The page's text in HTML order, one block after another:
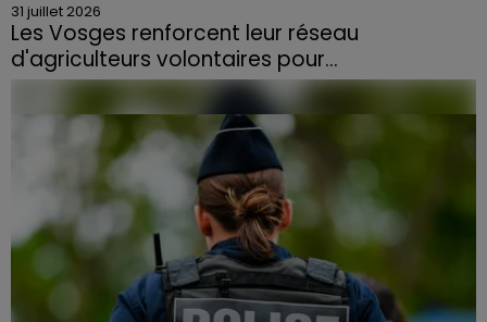
31 juillet 2026
Les Vosges renforcent leur réseau
d'agriculteurs volontaires pour...
Face à la sécheresse et aux risques de départs de feu,
la Chambre d'agriculture des Vosges a lancé un appel
aux agriculteurs volontaires pour venir en aide...